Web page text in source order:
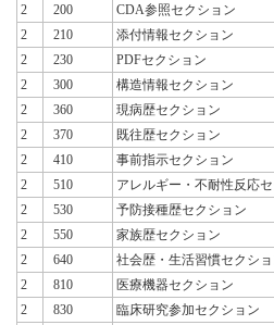
2
200
CDA参照セクション
2
210
添付情報セクション
2
230
PDFセクション
2
300
構造情報セクション
2
360
現病歴セクション
2
370
既往歴セクション
2
410
事前指示セクション
2
510
アレルギー・不耐性反応
2
530
予防接種歴セクション
2
550
家族歴セクション
2
640
社会歴・生活習慣セクシ
2
810
医療機器セクション
2
830
臨床研究参加セクション